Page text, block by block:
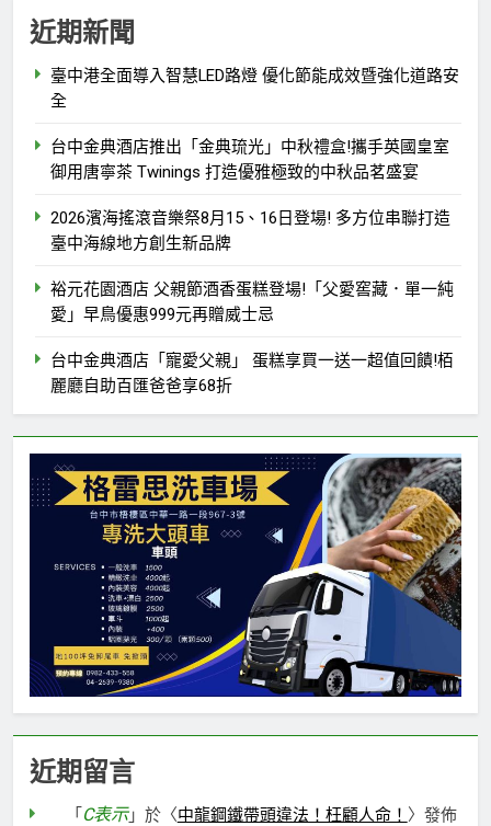
近期新聞
臺中港全面導入智慧LED路燈 優化節能成效暨強化道路安
全
台中金典酒店推出「金典琉光」中秋禮盒!攜手英國皇室
御用唐寧茶 Twinings 打造優雅極致的中秋品茗盛宴
2026濱海搖滾音樂祭8月15、16日登場! 多方位串聯打造
臺中海線地方創生新品牌
裕元花園酒店 父親節酒香蛋糕登場!「父愛窖藏．單一純
愛」早鳥優惠999元再贈威士忌
台中金典酒店「寵愛父親」 蛋糕享買一送一超值回饋!栢
麗廳自助百匯爸爸享68折
近期留言
「 C表示」於〈中龍鋼鐵帶頭違法！枉顧人命！ 〉發佈